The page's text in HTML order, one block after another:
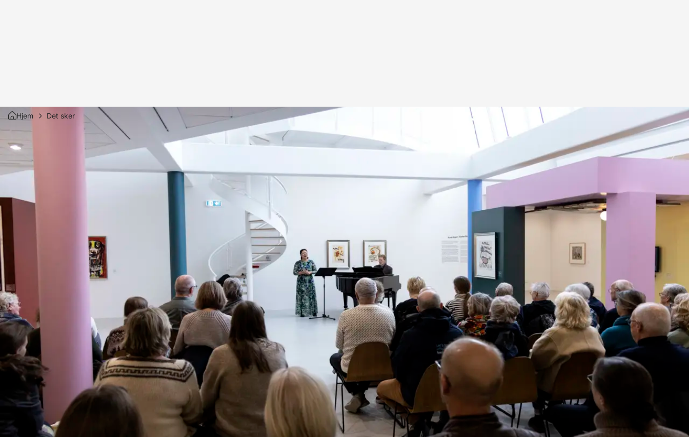
Hjem Det sker
Det sker
På Carl-Henning Pedersen & Else Alfelts Museum gør vi os umage for at skabe et alsidigt arrangementsprogram, hvor kunsten præsenteres på forskellig vis.
Både Carl-Henning Pedersen og Else Alfelt var optaget af at skabe kunst til folket med en vision om, at kunsten skal samle os. Denne vision bærer vi videre,
når vi løbende udvikler nye tiltag, hvor kunsten opleves på nye måder. Samtidig sætter vi en ære i at holde fast i gode traditioner, og på den måde skaber vi
et alsidigt program, som du kan gå på opdagelse i herunder.
6. AUGUST KL. 10.00 - 13.00 7. AUGUST KL. 10.30 - 11.30 12. AUGUST KL. 11.00 - 11.30